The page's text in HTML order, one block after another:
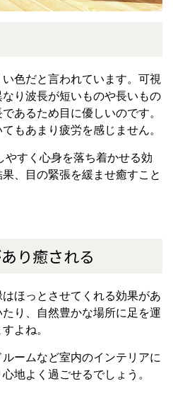
色だと言われています。可視
り波長が短いものや長いもの
あるため目に優しいのです。
もあまり疲労を感じません。
やすく心身を落ち着かせる効
、目の緊張を緩ませ癒すこと
り癒される
ほっとさせてくれる効果があ
り、自然豊かな場所に足を運
よね。
ームなど室内のインテリアに
地よく過ごせるでしょう。